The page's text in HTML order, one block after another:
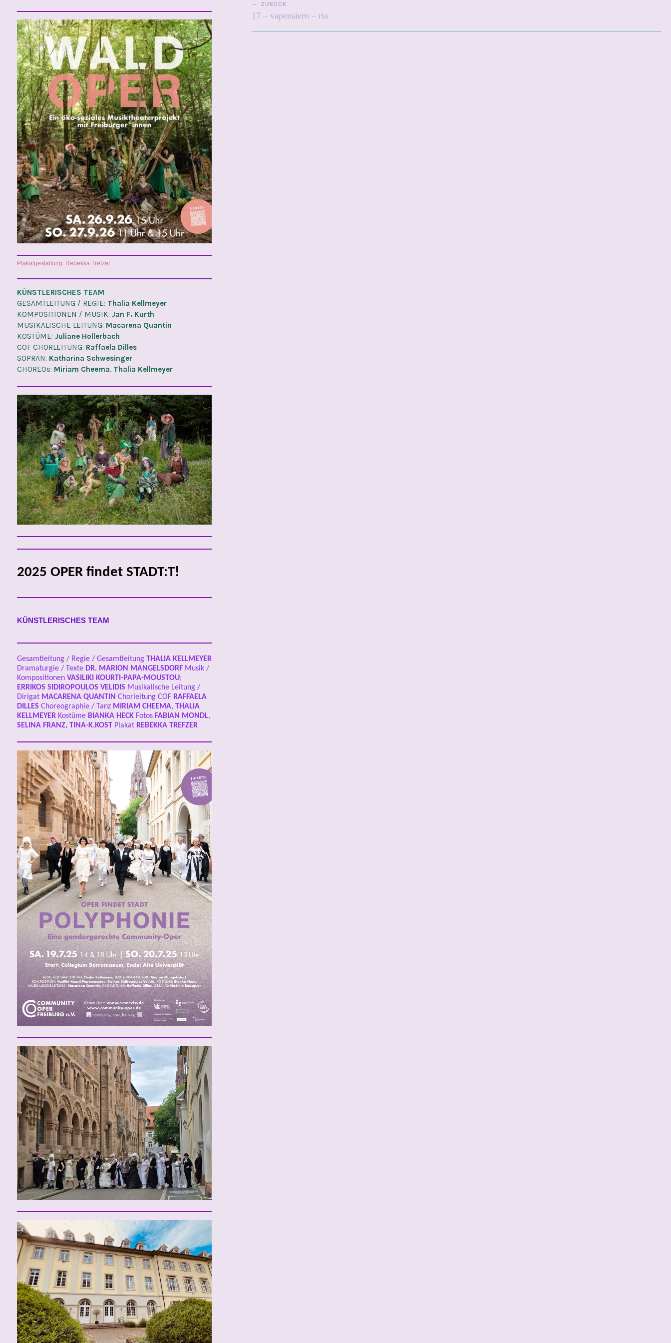
ZURÜCK
17 – vapensiero – ria
Plakatgestaltung: Rebekka Trefzer
KÜNSTLERISCHES TEAM
GESAMTLEITUNG / REGIE: Thalia Kellmeyer
KOMPOSITIONEN / MUSIK: Jan F. Kurth
MUSIKALISCHE LEITUNG: Macarena Quantin
KOSTÜME: Juliane Hollerbach
COF CHORLEITUNG: Raffaela Dilles
SOPRAN: Katharina Schwesinger
CHOREOs: Miriam Cheema, Thalia Kellmeyer
2025 OPER findet STADT:T!
KÜNSTLERISCHES TEAM
Gesamtleitung / Regie / Gesamtleitung THALIA KELLMEYER
Dramaturgie / Texte DR. MARION MANGELSDORF Musik /
Kompositionen VASILIKI KOURTI-PAPA-MOUSTOU;
ERRIKOS SIDIROPOULOS VELIDIS Musikalische Leitung /
Dirigat MACARENA QUANTIN Chorleitung COF RAFFAELA
DILLES Choreographie / Tanz MIRIAM CHEEMA, THALIA
KELLMEYERKostüme BIANKA HECKFotos FABIAN MONDL,
SELINA FRANZ, TINA-K.KOSTPlakat REBEKKA TREFZER